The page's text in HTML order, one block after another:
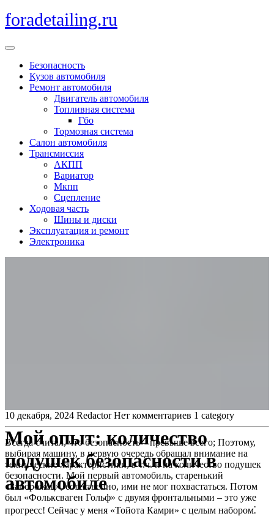
Перейти
к
foradetailing.ru
Кнопка
ОткрытьБезопасность
Кузов автомобиля
Ремонт автомобиля
Двигатель автомобиля
Топливная система
Гбо
Тормозная система
Салон автомобиля
Трансмиссия
АКПП
Вариатор
Мкпп
Сцепление
Ходовая часть
Шины и диски
Эксплуатация и ремонт
Электроника
Мой опыт: количество
подушек безопасности в
автомобиле
10 декабря, 2024 Redactor Нет комментариев 1 category
Всегда считал, что безопасность – превыше всего; Поэтому,
выбирая машину, в первую очередь обращал внимание на
технические характеристики, в т.ч. и на количество подушек
безопасности. Мой первый автомобиль, старенький
«Запорожец», естественно, ими не мог похвастаться. Потом
был «Фольксваген Гольф» с двумя фронтальными – это уже
прогресс! Сейчас у меня «Тойота Камри» с целым набором⁚